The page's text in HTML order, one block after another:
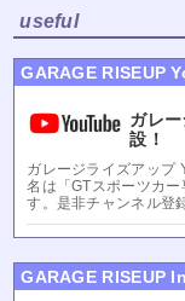
useful
GARAGE RISEUP
ガレ
設！
ガレージライズアップ
名は「GTスポーツカ
す。是非チャンネル登
GARAGE RISEUP